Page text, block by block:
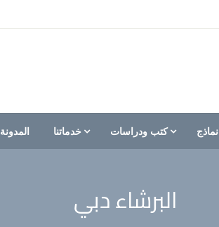
نماذج كتب ودراسات خدماتنا المدونة
البرشاء دبي